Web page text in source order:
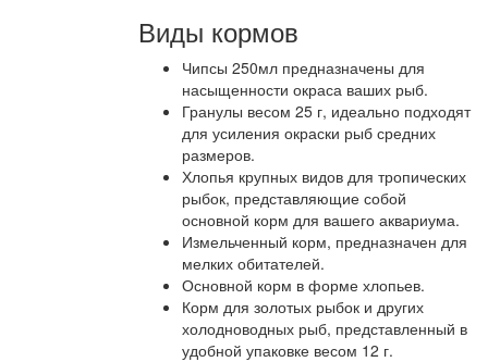
Виды кормов
Чипсы 250мл предназначены для
насыщенности окраса ваших рыб.
Гранулы весом 25 г, идеально подходят
для усиления окраски рыб средних
размеров.
Хлопья крупных видов для тропических
рыбок, представляющие собой
основной корм для вашего аквариума.
Измельченный корм, предназначен для
мелких обитателей.
Основной корм в форме хлопьев.
Корм для золотых рыбок и других
холодноводных рыб, представленный в
удобной упаковке весом 12 г.